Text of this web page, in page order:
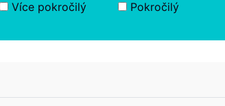
Více pokročilý
Pokročilý